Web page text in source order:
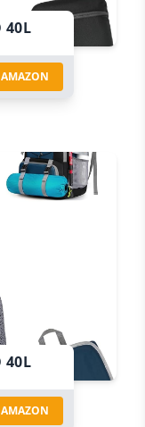
40L
AMAZON
40L
AMAZON